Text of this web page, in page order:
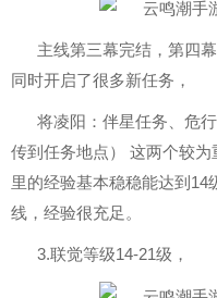
主线第三幕完结，第四
同时开启了很多新任务，
将凌阳：伴星任务、危
传到任务地点） 这两个较
里的经验基本稳稳能达到14
线，经验很充足。
3.联觉等级14-21级，